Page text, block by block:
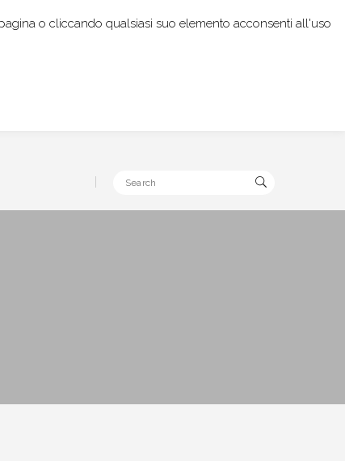
o cliccando qualsiasi suo elemento acconsenti all'uso